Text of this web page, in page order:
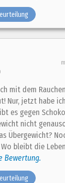
mit dem
Nur, jetzt habe
es gegen
nicht
Übergewicht?
bleibt die
Bewertung.